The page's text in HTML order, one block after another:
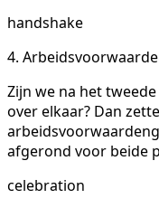
handshake
4.
Zijn we na het
over elkaar? Dan
afgerond voor beide
celebration